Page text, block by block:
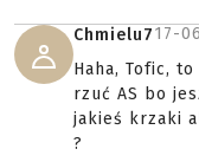
Chmielu717-
Haha, Tofic,
rzuć AS bo
jakieś krzaki
?